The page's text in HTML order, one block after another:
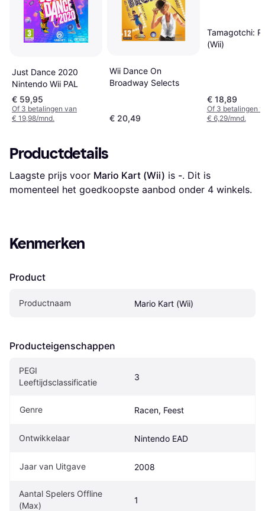
Just Dance 2020
Nintendo Wii PAL
€ 59,95
Of 3 betalingen van
€ 19,98/mnd.
Wii Dance On
Broadway Selects
€ 20,49
Tamagotchi:
(Wii)
€ 18,89
Of 3 betalingen
€ 6,29/mnd.
Productdetails
Laagste prijs voor Mario Kart (Wii) is -. Dit is
momenteel het goedkoopste aanbod onder 4 winkels.
Kenmerken
Product
Productnaam Mario Kart (Wii)
Producteigenschappen
PEGI
Leeftijdsclassificatie
3
Genre Racen, Feest
Ontwikkelaar Nintendo EAD
Jaar van Uitgave 2008
Aantal Spelers Offline
(Max)
1